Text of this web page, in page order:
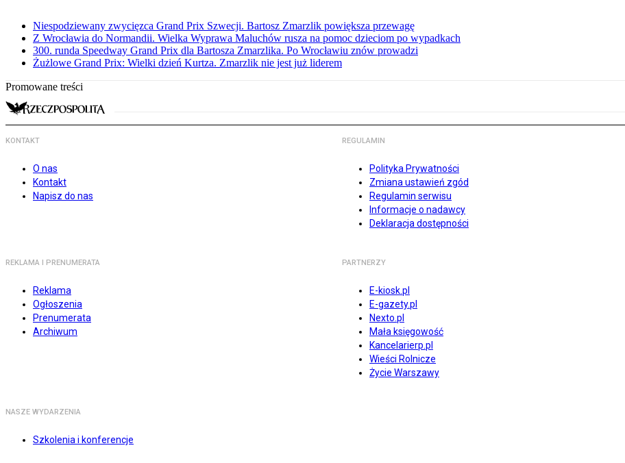
Niespodziewany zwycięzca Grand Prix Szwecji. Bartosz Zmarzlik powiększa przewagę
Z Wrocławia do Normandii. Wielka Wyprawa Maluchów rusza na pomoc dzieciom po wypadkach
300. runda Speedway Grand Prix dla Bartosza Zmarzlika. Po Wrocławiu znów prowadzi
Żużlowe Grand Prix: Wielki dzień Kurtza. Zmarzlik nie jest już liderem
Promowane treści
KONTAKT
O nas
Kontakt
Napisz do nas
REGULAMIN
Polityka Prywatności
Zmiana ustawień zgód
Regulamin serwisu
Informacje o nadawcy
Deklaracja dostępności
REKLAMA I PRENUMERATA
Reklama
Ogłoszenia
Prenumerata
Archiwum
PARTNERZY
E-kiosk.pl
E-gazety.pl
Nexto.pl
Mała księgowość
Kancelarierp.pl
Wieści Rolnicze
Życie Warszawy
NASZE WYDARZENIA
Szkolenia i konferencje